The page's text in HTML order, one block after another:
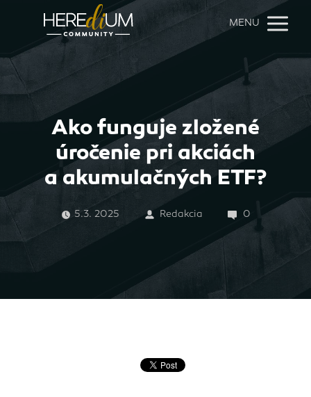
MENU
Ako funguje zložené
úročenie pri akciách
a akumulačných ETF?
5.3. 2025 Redakcia 0